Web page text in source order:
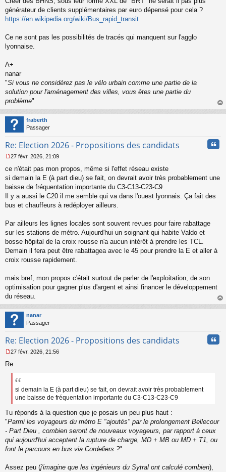
e
n
o
u
générateur de clients supplémentaires par euro dépensé pour cela ?
https://en.wikipedia.org/wiki/Bus_rapid_transit
Ce ne sont pas les possibilités de tracés qui manquent sur l'agglo
lyonnaise.
A+
nanar
"Si vous ne considérez pas le vélo urbain comme une partie de la
solution pour l'aménagement des villes, vous êtes une partie du
problème"
au
fraberth
Passager
Re: Election 2026 - Propositions des candidats
e
s
s
g
e
o
n
u
27 févr. 2026, 21:09
ce n'était pas mon propos, même si l'effet réseau existe
si demain la E (à part dieu) se fait, on devrait avoir très probablement une
baisse de fréquentation importante du C3-C13-C23-C9
Il y a aussi le C20 il me semble qui va dans l'ouest lyonnais. Ça fait des
bus et chauffeurs à redéployer ailleurs.
Par ailleurs les lignes locales sont souvent revues pour faire rabattage
sur les stations de métro. Aujourd'hui un soignant qui habite Valdo et
bosse hôpital de la croix rousse n'a aucun intérêt à prendre les TCL.
Demain il fera peut être rabattagea avec le 45 pour prendre la E et aller à
croix rousse rapidement.
mais bref, mon propos c'était surtout de parler de l'exploitation, de son
optimisation pour gagner plus d'argent et ainsi financer le développement
du réseau.
au
nanar
Passager
Re: Election 2026 - Propositions des candidats
e
s
n
o
n
l
u
27 févr. 2026, 21:56
Re
si demain la E (à part dieu) se fait, on devrait avoir très probablement
une baisse de fréquentation importante du C3-C13-C23-C9
Tu réponds à la question que je posais un peu plus haut :
"Parmi les voyageurs du métro E "ajoutés" par le prolongement Bellecour
- Part Dieu , combien seront de nouveaux voyageurs, par rapport à ceux
qui aujourd'hui acceptent la rupture de charge, MD + MB ou MD + T1, ou
font le parcours en bus via Cordeliers ?"
Assez peu (j'imagine que les ingénieurs du Sytral ont calculé combien),